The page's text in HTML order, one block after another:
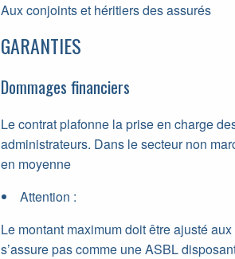
Aux conjoints et héritiers des assurés
GARANTIES
Dommages financiers
Le contrat plafonne la prise en charge
administrateurs. Dans le secteur non
en moyenne
Attention :
Le montant maximum doit être ajusté
s’assure pas comme une ASBL